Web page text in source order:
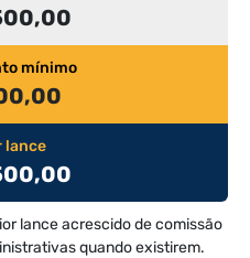
mínimo
lance
lance acrescido de comissão
quando existirem.